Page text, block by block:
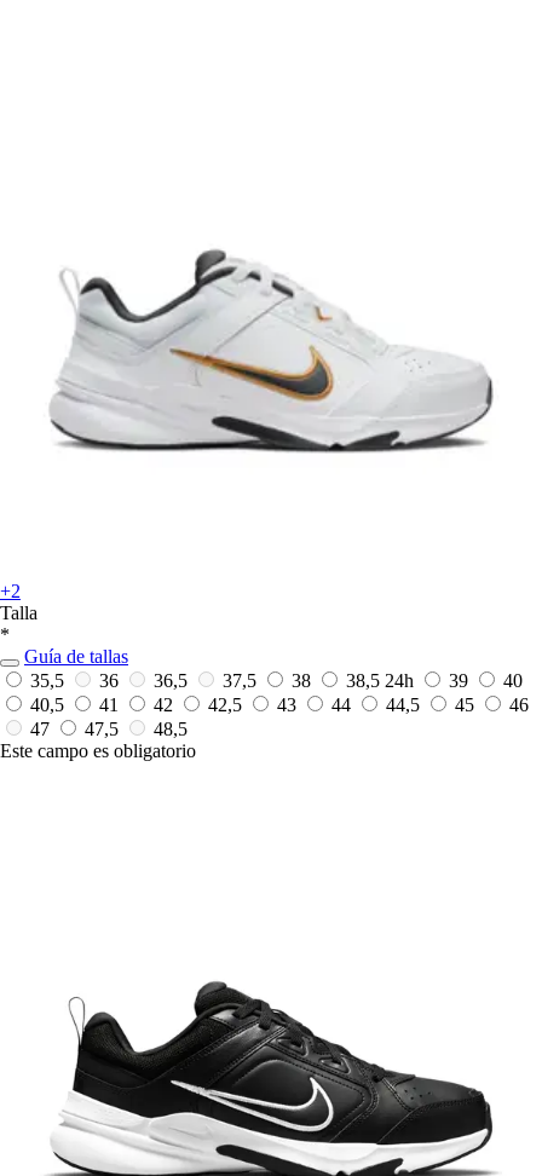
+2
Talla
*
Guía de tallas
35,5
36 36,5 37,5 38 38,5 24h 39
40
40,5
41 42 42,5 43 44 44,5 45
46
47
47,5
48,5
Este campo es obligatorio